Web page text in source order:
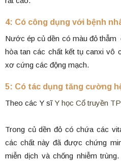
4: Có công dụng với bệnh
Nước ép củ dền có màu đỏ thẫm
hòa tan các chất kết tụ canxi vô
xơ cứng các động mạch.
5: Có tác dụng tăng cường
Theo các Y sĩ Y học Cổ truyền
Trong củ dền đỏ có chứa các
các chất này đã được chứng
miễn dịch và chống nhiễm